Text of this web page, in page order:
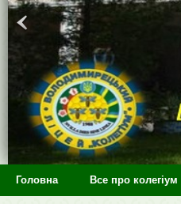
Головна Все про колегіум